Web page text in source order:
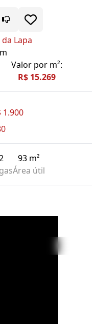
Lapa
Valor por m²:
R$ 15.269
1.900
93 m²
Área útil